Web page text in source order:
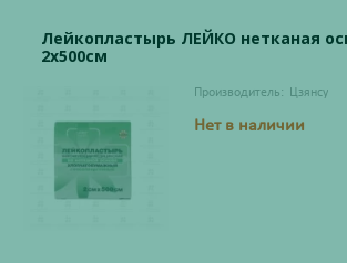
Лейкопластырь ЛЕЙКО нетканая
2х500см
Производитель: Цзянсу
Нет в наличии